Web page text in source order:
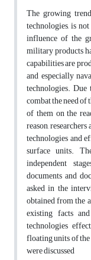
The growing
technologies, is
influence of the
military products
capabilities are
and especially
technologies.
combat the need
of them on the
reason,
technologies and
surface units.
independent
documents and
asked in the
obtained from the
existing facts
technologies
floating units of
were discussed